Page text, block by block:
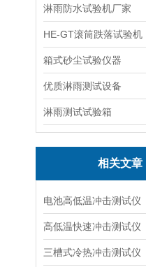
淋雨防水试验机厂家
HE-GT滚筒跌落试验机
箱式砂尘试验仪器
优质淋雨测试设备
淋雨测试试验箱
相关文章
电池高低温冲击测试仪
高低温快速冲击测试仪
三槽式冷热冲击测试仪